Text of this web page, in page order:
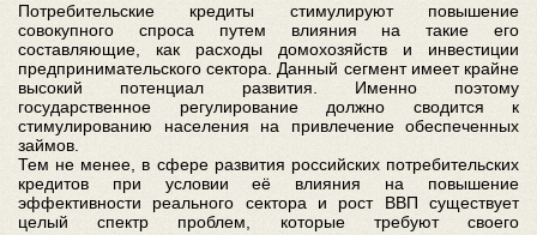
Потребительские кредиты стимулируют повышение
совокупного спроса путем влияния на такие его
составляющие, как расходы домохозяйств и инвестиции
предпринимательского сектора. Данный сегмент имеет крайне
высокий потенциал развития. Именно поэтому
государственное регулирование должно сводится к
стимулированию населения на привлечение обеспеченных
займов.
Тем не менее, в сфере развития российских потребительских
кредитов при условии её влияния на повышение
эффективности реального сектора и рост ВВП существует
целый спектр проблем, которые требуют своего